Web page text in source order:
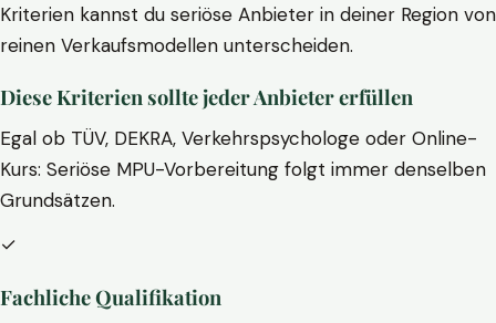
Kriterien kannst du seriöse Anbieter in deiner Region von
reinen Verkaufsmodellen unterscheiden.
Diese Kriterien sollte jeder Anbieter erfüllen
Egal ob TÜV, DEKRA, Verkehrspsychologe oder Online-
Kurs: Seriöse MPU-Vorbereitung folgt immer denselben
Grundsätzen.
✓
Fachliche Qualifikation